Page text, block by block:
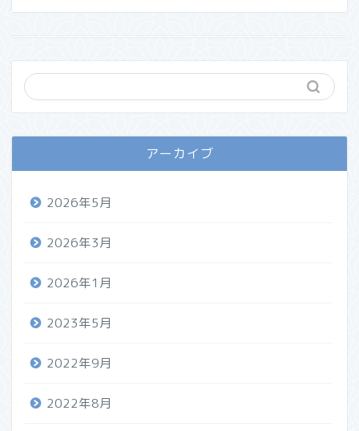
アーカイブ
2026年5月
2026年3月
2026年1月
2023年5月
2022年9月
2022年8月